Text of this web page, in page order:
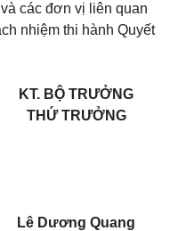
các đơn vị liên quan
nhiệm thi hành Quyết
KT. BỘ TRƯỞNG
THỨ TRƯỞNG
Lê Dương Quang